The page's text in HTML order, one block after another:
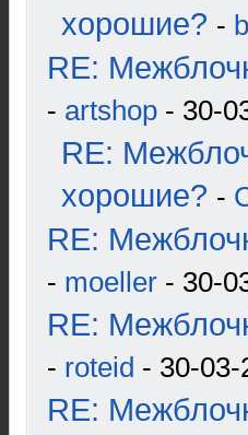
хорошие? -
RE:
- artshop - 30-
RE:
хорошие? -
RE:
- moeller - 30-
RE:
- roteid - 30-03-
RE: